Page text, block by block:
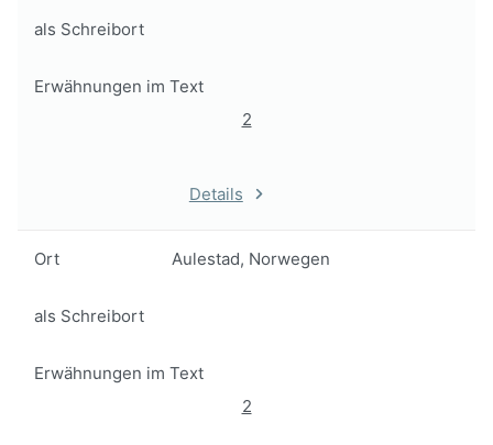
als Schreibort
Erwähnungen im Text
2
Details
Ort Aulestad, Norwegen
als Schreibort
Erwähnungen im Text
2